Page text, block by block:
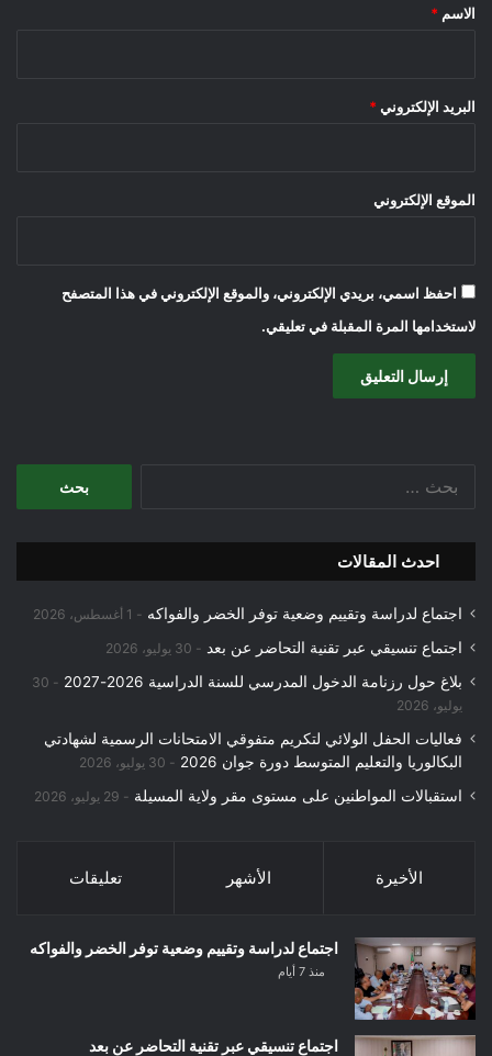
*
الاسم *
البريد الإلكتروني *
الموقع الإلكتروني
احفظ اسمي، بريدي الإلكتروني، والموقع الإلكتروني في هذا المتصفح
لاستخدامها المرة المقبلة في تعليقي.
احدث المقالات
اجتماع لدراسة وتقييم وضعية توفر الخضر والفواكه 1 أغسطس، 2026
اجتماع تنسيقي عبر تقنية التحاضر عن بعد 30 يوليو، 2026
بلاغ حول رزنامة الدخول المدرسي للسنة الدراسية 2026-2027
30
يوليو، 2026
فعاليات الحفل الولائي لتكريم متفوقي الامتحانات الرسمية لشهادتي
البكالوريا والتعليم المتوسط دورة جوان 2026
30 يوليو، 2026
استقبالات المواطنين على مستوى مقر ولاية المسيلة 29 يوليو، 2026
الأخيرة الأشهر تعليقات
اجتماع لدراسة وتقييم وضعية توفر الخضر والفواكه
منذ 7 أيام
اجتماع تنسيقي عبر تقنية التحاضر عن بعد